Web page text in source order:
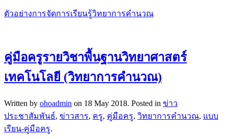
ตัวอย่างการจัดการเรียนรู้วิทยาการคำนวณ
คู่มือครูรายวิชาพื้นฐานวิทยาศาสตร์
เทคโนโลยี (วิทยาการคำนวณ)
Written by ohoadmin on 18 May 2018. Posted in ข่าว
ประชาสัมพันธ์, ข่าวสาร, ครู, คู่มือครู, วิทยาการคำนวณ, แบบ
เรียน-คู่มือครู.